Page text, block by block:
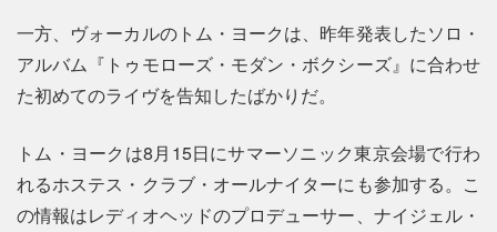
一方、ヴォーカルのトム・ヨークは、昨年発表したソロ・
アルバム『トゥモローズ・モダン・ボクシーズ』に合わせ
た初めてのライヴを告知したばかりだ。
トム・ヨークは8月15日にサマーソニック東京会場で行わ
れるホステス・クラブ・オールナイターにも参加する。こ
の情報はレディオヘッドのプロデューサー、ナイジェル・